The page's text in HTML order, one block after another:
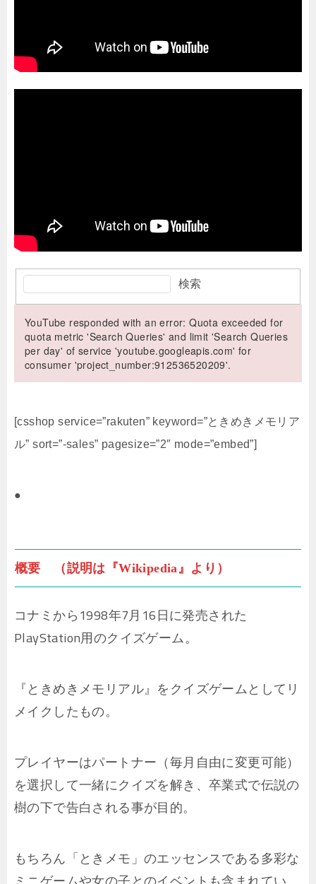
検索
YouTube responded with an error: Quota exceeded for
quota metric 'Search Queries' and limit 'Search Queries
per day' of service 'youtube.googleapis.com' for
consumer 'project_number:912536520209'.
[csshop service=”rakuten” keyword=”ときめきメモリア
ル” sort=”-sales” pagesize=”2″ mode=”embed”]
●
概要 （説明は『Wikipedia』より）
コナミから1998年7月16日に発売された
PlayStation用のクイズゲーム。
『ときめきメモリアル』をクイズゲームとしてリ
メイクしたもの。
プレイヤーはパートナー（毎月自由に変更可能）
を選択して一緒にクイズを解き、卒業式で伝説の
樹の下で告白される事が目的。
もちろん「ときメモ」のエッセンスである多彩な